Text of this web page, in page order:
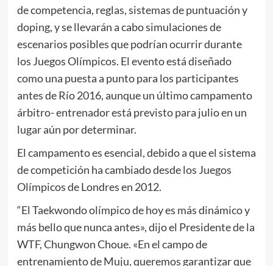
de competencia, reglas, sistemas de puntuación y
doping, y se llevarán a cabo simulaciones de
escenarios posibles que podrían ocurrir durante
los Juegos Olímpicos. El evento está diseñado
como una puesta a punto para los participantes
antes de Río 2016, aunque un último campamento
árbitro- entrenador está previsto para julio en un
lugar aún por determinar.
El campamento es esencial, debido a que el sistema
de competición ha cambiado desde los Juegos
Olímpicos de Londres en 2012.
“El Taekwondo olímpico de hoy es más dinámico y
más bello que nunca antes», dijo el Presidente de la
WTF, Chungwon Choue. «En el campo de
entrenamiento de Muju, queremos garantizar que